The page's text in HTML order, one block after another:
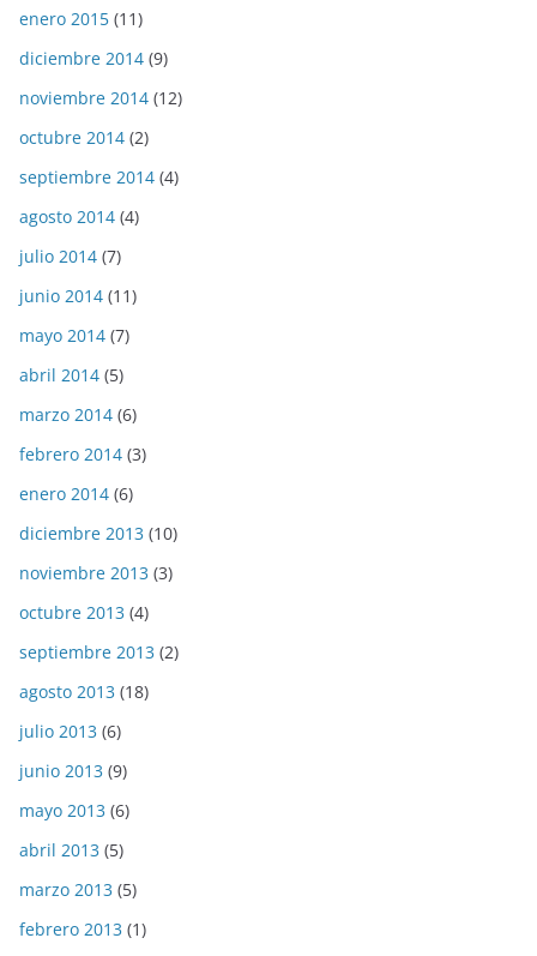
enero 2015 (11)
diciembre 2014 (9)
noviembre 2014 (12)
octubre 2014 (2)
septiembre 2014 (4)
agosto 2014 (4)
julio 2014 (7)
junio 2014 (11)
mayo 2014 (7)
abril 2014 (5)
marzo 2014 (6)
febrero 2014 (3)
enero 2014 (6)
diciembre 2013 (10)
noviembre 2013 (3)
octubre 2013 (4)
septiembre 2013 (2)
agosto 2013 (18)
julio 2013 (6)
junio 2013 (9)
mayo 2013 (6)
abril 2013 (5)
marzo 2013 (5)
febrero 2013 (1)